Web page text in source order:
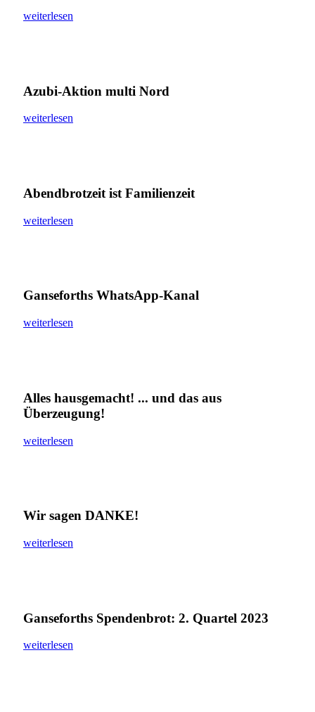
weiterlesen
Azubi-Aktion multi Nord
weiterlesen
Abendbrotzeit ist Familienzeit
weiterlesen
Ganseforths WhatsApp-Kanal
weiterlesen
Alles hausgemacht! ... und das aus
Überzeugung!
weiterlesen
Wir sagen DANKE!
weiterlesen
Ganseforths Spendenbrot: 2. Quartel 2023
weiterlesen